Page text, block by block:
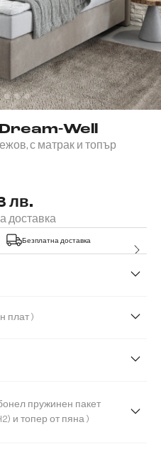
Dream-Well
с матрак и топър
лв.
доставка
Безплатна доставка
( Микрофибърен плат )
(твърдост H2) и топер от пяна )